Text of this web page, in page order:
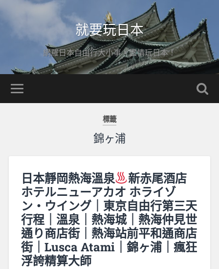
就要玩日本
網羅日本自由行大小事，盡情玩日本！
標籤
錦ヶ浦
日本靜岡熱海溫泉
新赤尾酒店
ホテルニューアカオ ホライゾ
ン・ウイング｜東京自由行第三天
行程｜溫泉｜熱海城｜熱海仲見世
通り商店街｜熱海站前平和通商店
街｜Lusca Atami｜錦ヶ浦｜瘋狂
浮誇精算大師